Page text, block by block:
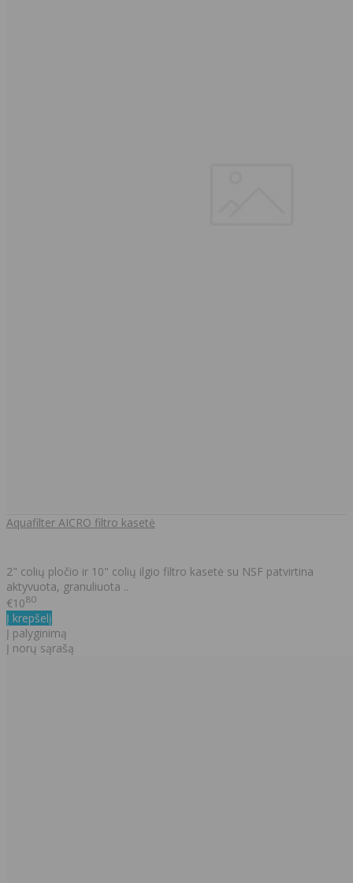
Aquafilter AICRO filtro kasetė
2" colių pločio ir 10" colių ilgio filtro kasetė su NSF patvirtina
aktyvuota, granuliuota ..
€1080
Į krepšelį
Į palyginimą
Į norų sąrašą